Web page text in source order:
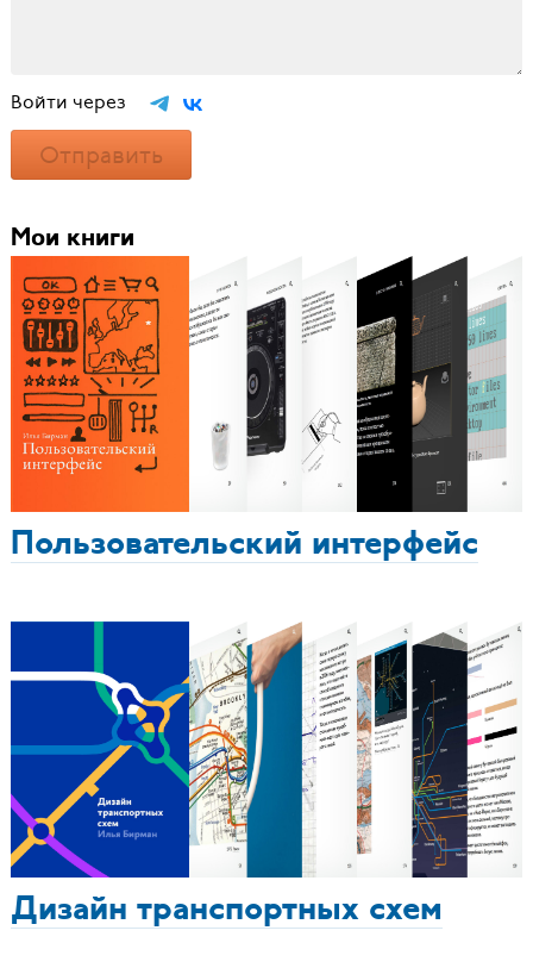
Войти через
Отправить
Мои книги
Пользовательский интерфейс
Дизайн транспортных схем